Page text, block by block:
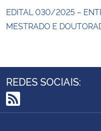
EDITAL 030/2025 –
MESTRADO E
REDES SOCIAIS:
RSS